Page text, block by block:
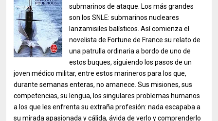
submarinos de ataque. Los más grandes
son los SNLE: submarinos nucleares
lanzamisiles balísticos. Así comienza el
novelista de Fortune de France su relato de
una patrulla ordinaria a bordo de uno de
estos buques, siguiendo los pasos de un
joven médico militar, entre estos marineros para los que,
durante semanas enteras, no amanece. Sus misiones, sus
competencias, su lengua, los singulares problemas humanos
a los que les enfrenta su extraña profesión: nada escapaba a
su mirada apasionada y cálida, ávida de verlo y comprenderlo